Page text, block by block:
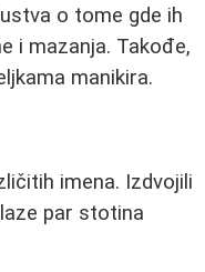
o tome gde ih
i mazanja. Takođe,
manikira.
imena. Izdvojili
par stotina